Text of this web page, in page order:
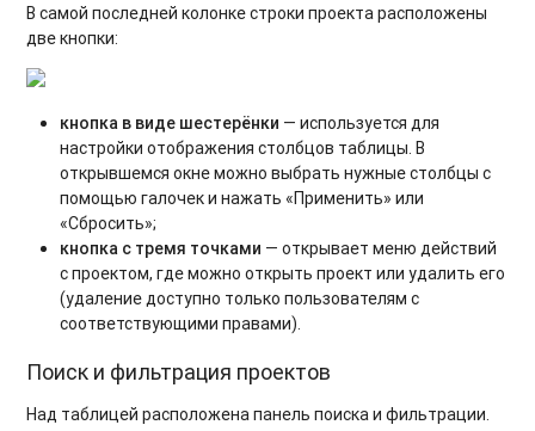
В самой последней колонке строки проекта расположены
две кнопки:
кнопка в виде шестерёнки — используется для
настройки отображения столбцов таблицы. В
открывшемся окне можно выбрать нужные столбцы с
помощью галочек и нажать «Применить» или
«Сбросить»;
кнопка с тремя точками — открывает меню действий
с проектом, где можно открыть проект или удалить его
(удаление доступно только пользователям с
соответствующими правами).
Поиск и фильтрация проектов
Над таблицей расположена панель поиска и фильтрации.